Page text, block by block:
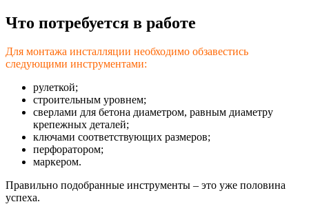
Что потребуется в работе
Для монтажа инсталляции необходимо обзавестись
следующими инструментами:
рулеткой;
строительным уровнем;
сверлами для бетона диаметром, равным диаметру
крепежных деталей;
ключами соответствующих размеров;
перфоратором;
маркером.
Правильно подобранные инструменты – это уже половина
успеха.